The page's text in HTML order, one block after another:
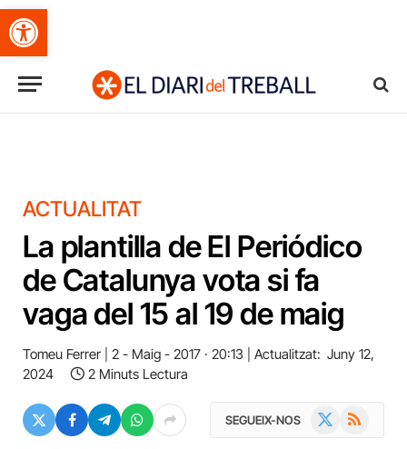
Obre la barra d'eines
ACTUALITAT
La plantilla de El Periódico
de Catalunya vota si fa
vaga del 15 al 19 de maig
Tomeu Ferrer 2 - Maig - 2017 · 20:13 Actualitzat: Juny 12,
2024
2 Minuts Lectura
SEGUEIX-NOS RSS